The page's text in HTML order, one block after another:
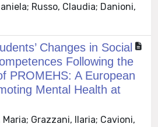
Russo, Claudia; Danioni,
Changes in Social
Following the
PROMEHS: A European
Mental Health at
Grazzani, Ilaria; Cavioni,